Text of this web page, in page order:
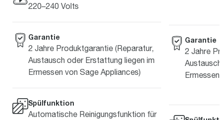
220–240 Volts
Garantie
2 Jahre Produktgarantie (Reparatur,
Austausch oder Erstattung liegen im
Ermessen von Sage Appliances)
Spülfunktion
Automatische Reinigungsfunktion für
Garantie
2 Jahre